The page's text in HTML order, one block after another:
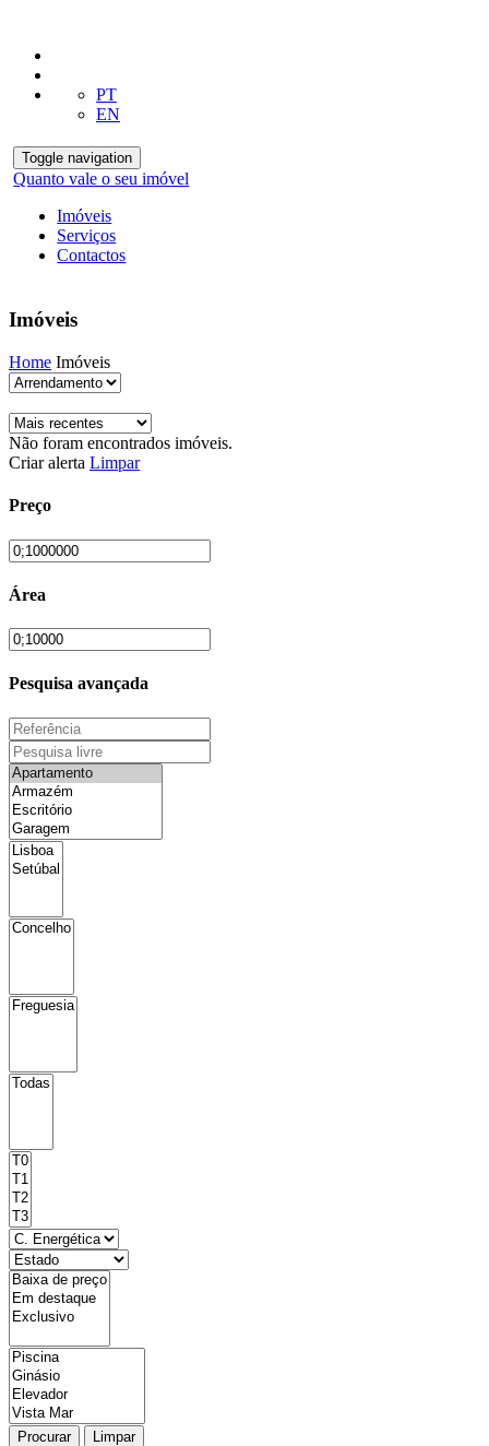
PT
EN
Toggle navigation
Quanto vale o seu imóvel
Imóveis
Serviços
Contactos
Imóveis
Home Imóveis
Não foram encontrados imóveis.
Criar alerta Limpar
Preço
Área
Pesquisa avançada
Procurar Limpar